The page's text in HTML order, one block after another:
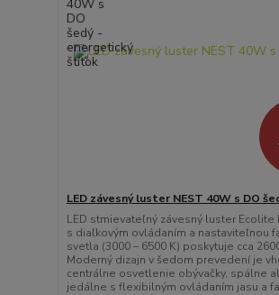
LED závesný luster NEST 40W s DO
LED stmievateľný závesný luster Ecolite
s diaľkovým ovládaním a nastaviteľnou
svetla (3000 – 6500 K) poskytuje cca
Moderný dizajn v šedom prevedení je
centrálne osvetlenie obývačky, spálne
jedálne s flexibilným ovládaním jasu a